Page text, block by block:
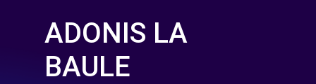
ADONIS LA
BAULE